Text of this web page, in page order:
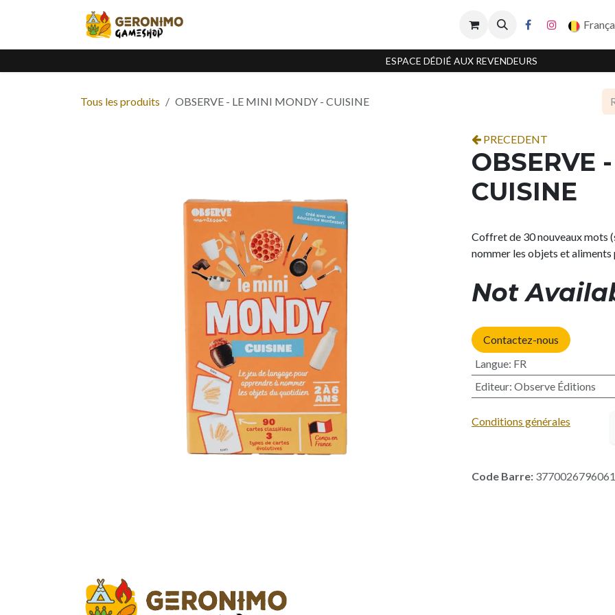
ESPACE DÉDIÉ AUX REVENDEURS
Tous les produits OBSERVE - LE MINI MONDY - CUISINE
PRECEDENT
OBSERVE
CUISINE
Coffret de 30 nouveaux mots
nommer les objets et aliments
Not
Contactez-nous
Langue: FR
Editeur: Observe Éditions
Conditions générales
Code Barre: 3770026796061